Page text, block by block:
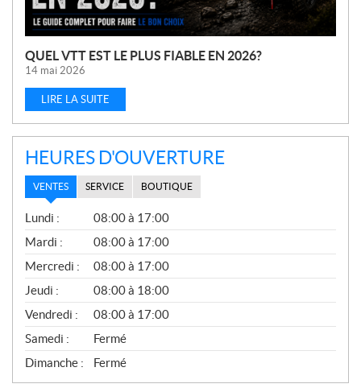
QUEL VTT EST LE PLUS FIABLE EN 2026?
14 mai 2026
LIRE LA SUITE
HEURES D'OUVERTURE
VENTES SERVICE BOUTIQUE
V
E
N
T
E
S
Lundi :
08:00 à 17:00
Mardi :
08:00 à 17:00
Mercredi :
08:00 à 17:00
Jeudi :
08:00 à 18:00
Vendredi :
08:00 à 17:00
Samedi :
Fermé
Dimanche :
Fermé